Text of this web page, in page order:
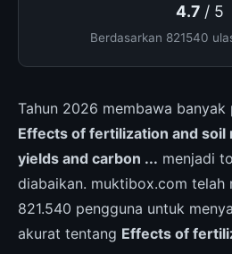
4.7 / 5
Berdasarkan 821540
Tahun 2026 membawa banyak
Effects of fertilization and soil
yields and carbon ... menjadi
diabaikan. muktibox.com telah
821.540 pengguna untuk
akurat tentang Effects of